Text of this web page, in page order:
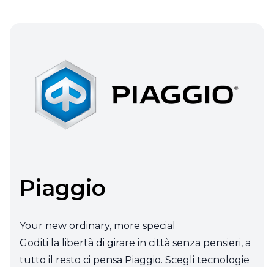
Piaggio
Your new ordinary, more special
Goditi la libertà di girare in città senza pensieri, a
tutto il resto ci pensa Piaggio. Scegli tecnologie